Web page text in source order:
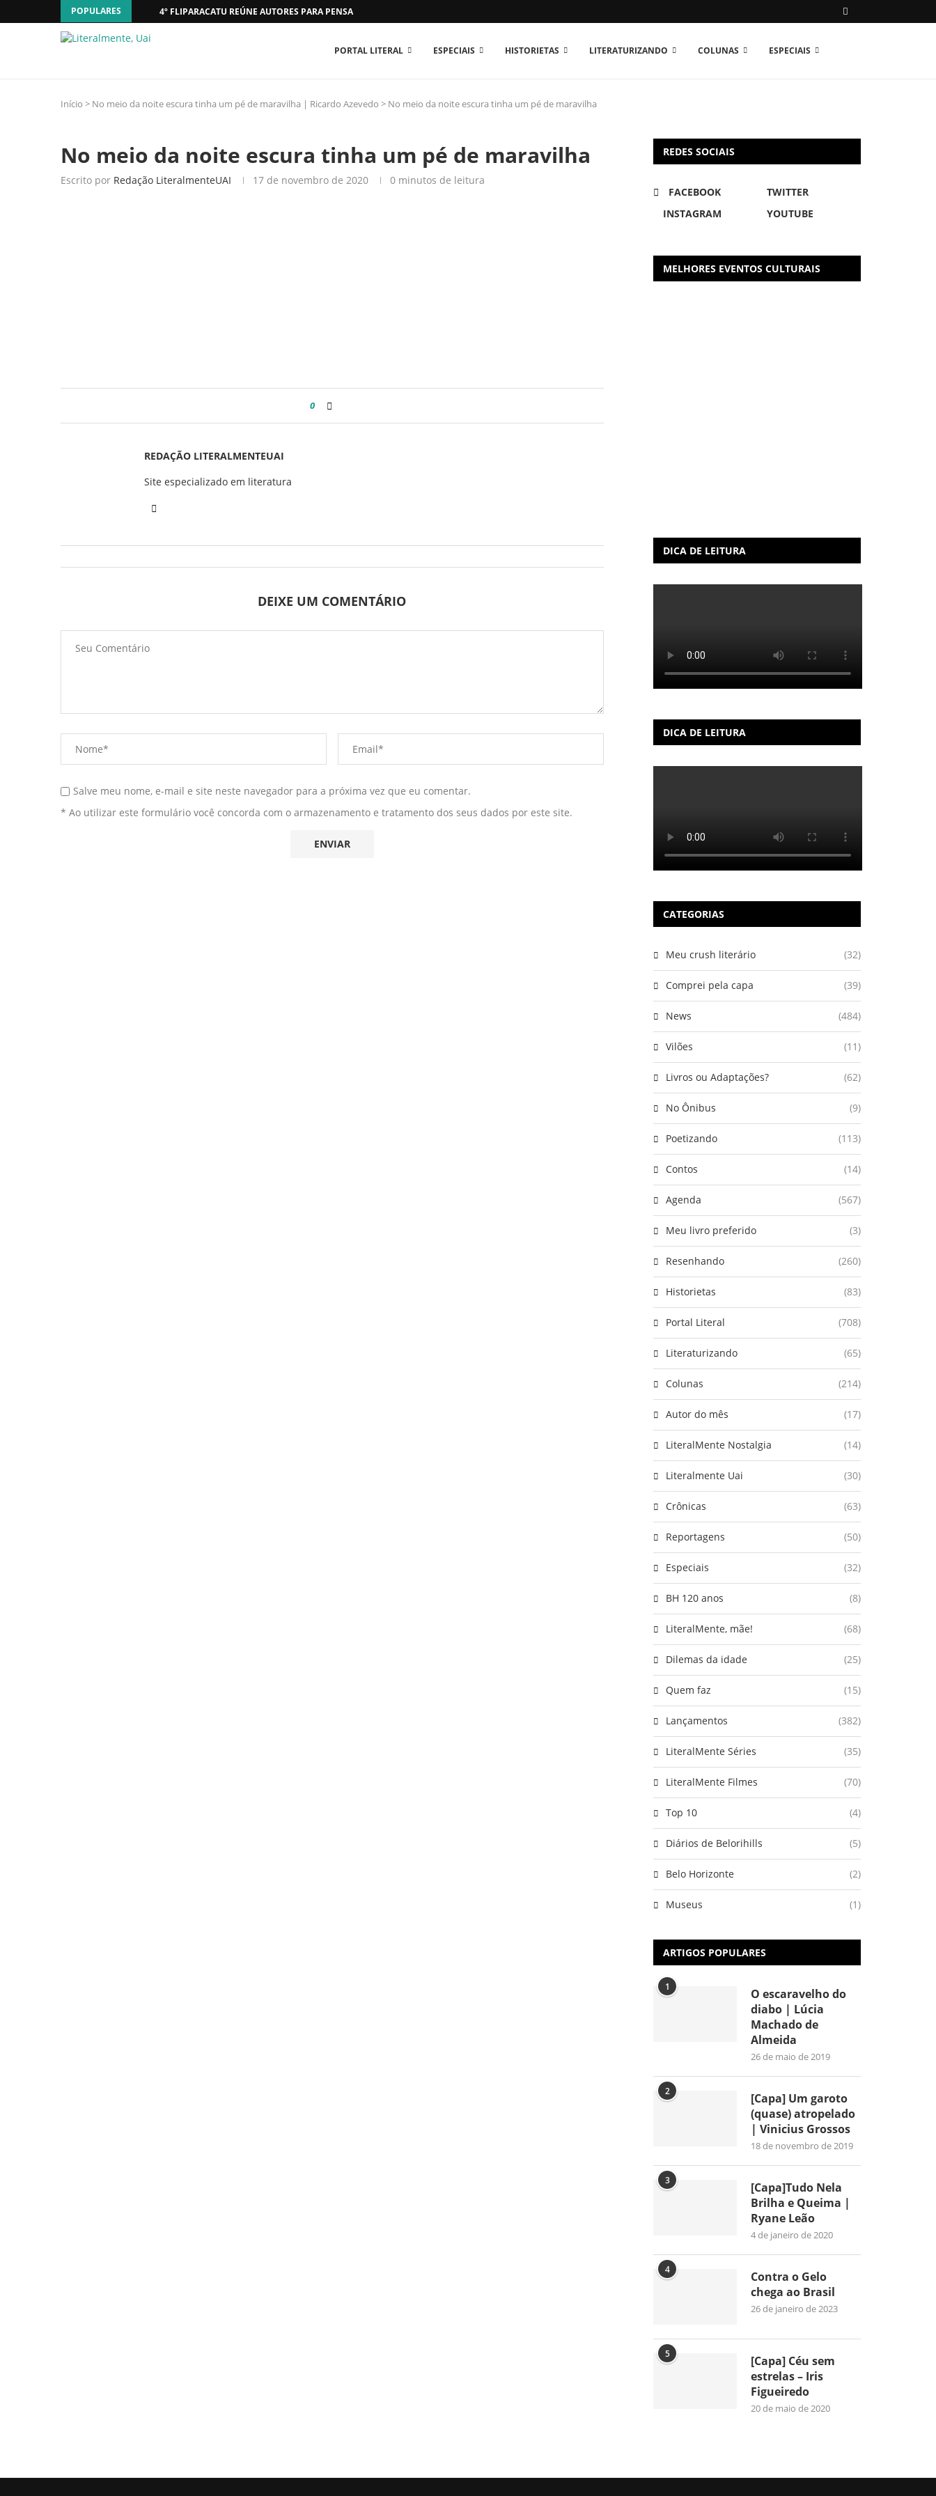
POPULARES 4º FLIPARACATU REÚNE AUTORES PARA PENSAR O MUNDO...
PORTAL LITERAL ESPECIAIS HISTORIETAS LITERATURIZANDO COLUNAS ESPECIAIS
Início > No meio da noite escura tinha um pé de maravilha | Ricardo Azevedo > No meio da noite escura tinha um pé de maravilha
No meio da noite escura tinha um pé de maravilha
Escrito por Redação LiteralmenteUAI 17 de novembro de 2020 0 minutos de leitura
0
REDAÇÃO LITERALMENTEUAI
Site especializado em literatura
DEIXE UM COMENTÁRIO
Salve meu nome, e-mail e site neste navegador para a próxima vez que eu comentar.
* Ao utilizar este formulário você concorda com o armazenamento e tratamento dos seus dados por este site.
REDES SOCIAIS
FACEBOOK
TWITTER
INSTAGRAM
YOUTUBE
MELHORES EVENTOS CULTURAIS
DICA DE LEITURA
DICA DE LEITURA
CATEGORIAS
Meu crush literário (32)
Comprei pela capa (39)
News (484)
Vilões (11)
Livros ou Adaptações? (62)
No Ônibus (9)
Poetizando (113)
Contos (14)
Agenda (567)
Meu livro preferido (3)
Resenhando (260)
Historietas (83)
Portal Literal (708)
Literaturizando (65)
Colunas (214)
Autor do mês (17)
LiteralMente Nostalgia (14)
Literalmente Uai (30)
Crônicas (63)
Reportagens (50)
Especiais (32)
BH 120 anos (8)
LiteralMente, mãe! (68)
Dilemas da idade (25)
Quem faz (15)
Lançamentos (382)
LiteralMente Séries (35)
LiteralMente Filmes (70)
Top 10 (4)
Diários de Belorihills (5)
Belo Horizonte (2)
Museus (1)
ARTIGOS POPULARES
1
O escaravelho do
diabo | Lúcia
Machado de
Almeida
26 de maio de 2019
2
[Capa] Um garoto
(quase) atropelado
| Vinicius Grossos
18 de novembro de 2019
3
[Capa]Tudo Nela
Brilha e Queima |
Ryane Leão
4 de janeiro de 2020
4
Contra o Gelo
chega ao Brasil
26 de janeiro de 2023
5
[Capa] Céu sem
estrelas – Iris
Figueiredo
20 de maio de 2020